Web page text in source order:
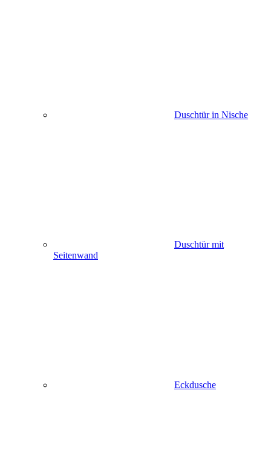
Duschtür in Nische
Duschtür mit
Seitenwand
Eckdusche